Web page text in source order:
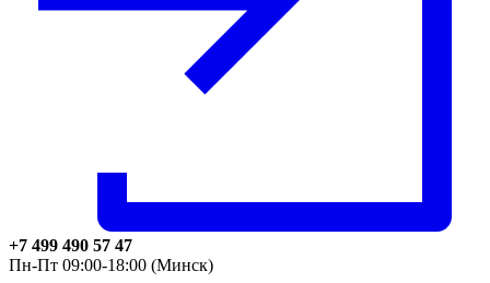
+7 499 490 57 47
Пн-Пт 09:00-18:00 (Минск)